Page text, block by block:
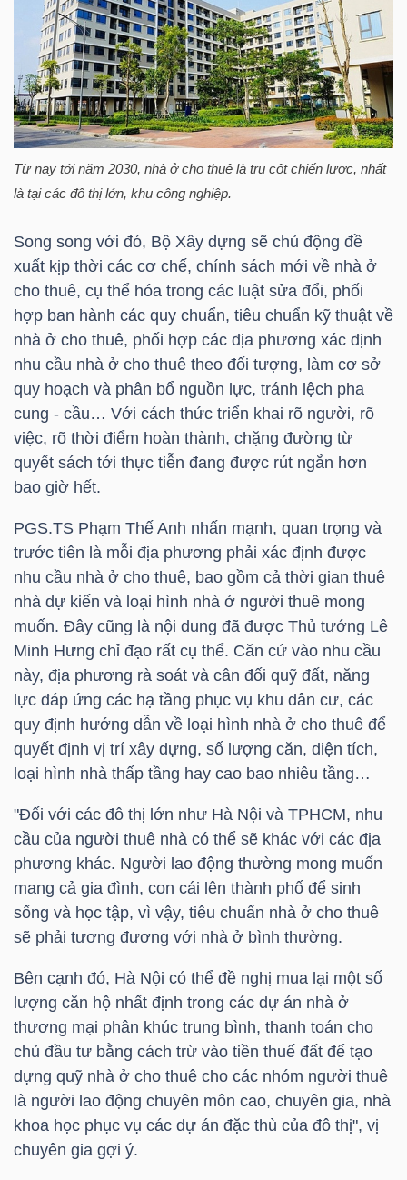
Từ nay tới năm 2030, nhà ở cho thuê là trụ cột chiến lược, nhất
là tại các đô thị lớn, khu công nghiệp.
Song song với đó, Bộ Xây dựng sẽ chủ động đề
xuất kịp thời các cơ chế, chính sách mới về nhà ở
cho thuê, cụ thể hóa trong các luật sửa đổi, phối
hợp ban hành các quy chuẩn, tiêu chuẩn kỹ thuật về
nhà ở cho thuê, phối hợp các địa phương xác định
nhu cầu nhà ở cho thuê theo đối tượng, làm cơ sở
quy hoạch và phân bổ nguồn lực, tránh lệch pha
cung - cầu… Với cách thức triển khai rõ người, rõ
việc, rõ thời điểm hoàn thành, chặng đường từ
quyết sách tới thực tiễn đang được rút ngắn hơn
bao giờ hết.
PGS.TS Phạm Thế Anh nhấn mạnh, quan trọng và
trước tiên là mỗi địa phương phải xác định được
nhu cầu nhà ở cho thuê, bao gồm cả thời gian thuê
nhà dự kiến và loại hình nhà ở người thuê mong
muốn. Đây cũng là nội dung đã được Thủ tướng Lê
Minh Hưng chỉ đạo rất cụ thể. Căn cứ vào nhu cầu
này, địa phương rà soát và cân đối quỹ đất, năng
lực đáp ứng các hạ tầng phục vụ khu dân cư, các
quy định hướng dẫn về loại hình nhà ở cho thuê để
quyết định vị trí xây dựng, số lượng căn, diện tích,
loại hình nhà thấp tầng hay cao bao nhiêu tầng…
"Đối với các đô thị lớn như Hà Nội và TPHCM, nhu
cầu của người thuê nhà có thể sẽ khác với các địa
phương khác. Người lao động thường mong muốn
mang cả gia đình, con cái lên thành phố để sinh
sống và học tập, vì vậy, tiêu chuẩn nhà ở cho thuê
sẽ phải tương đương với nhà ở bình thường.
Bên cạnh đó, Hà Nội có thể đề nghị mua lại một số
lượng căn hộ nhất định trong các dự án nhà ở
thương mại phân khúc trung bình, thanh toán cho
chủ đầu tư bằng cách trừ vào tiền thuế đất để tạo
dựng quỹ nhà ở cho thuê cho các nhóm người thuê
là người lao động chuyên môn cao, chuyên gia, nhà
khoa học phục vụ các dự án đặc thù của đô thị", vị
chuyên gia gợi ý.
YẾU
TIÊU
DÙNG
THIẾT
YẾU
CHĂM
SÓC
SỨC
KHỎE
TÀI
CÔNG
NGHỆ
THÔNG
TIN
DỊCH
VỤ
TRUYỀN
THÔNG
TIỆN
ÍCH
BẤT